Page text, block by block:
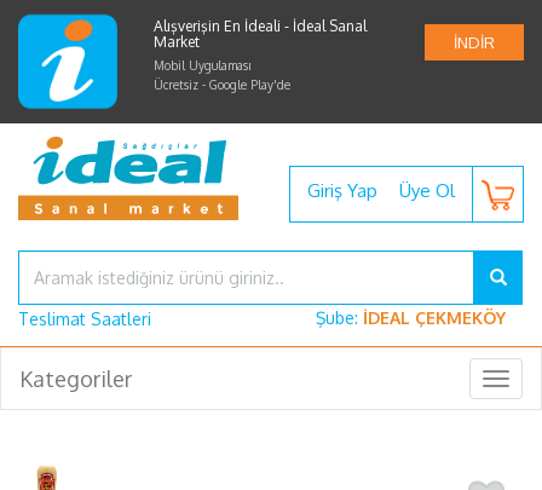
Alışverişin En İdeali - İdeal Sanal
Market
Mobil Uygulaması
Ücretsiz - Google Play'de
İNDİR
Giriş Yap Üye Ol
Teslimat Saatleri Şube: İDEAL ÇEKMEKÖY
Kategoriler